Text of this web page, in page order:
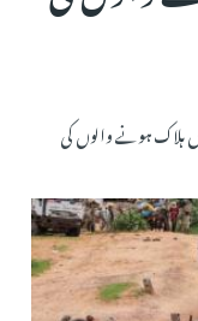
ہلاک ہونے والوں کی